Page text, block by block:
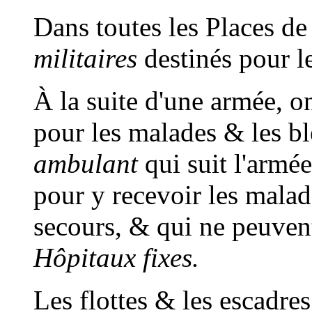
Dans toutes les Places
militaires destinés pour
À la suite d'une armée,
pour les malades & les
ambulantqui suit l'armée
pour y recevoir les
secours, & qui ne
Hôpitaux fixes.
Les flottes & les